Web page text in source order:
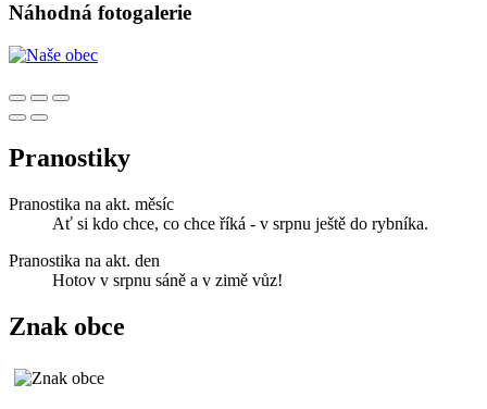
Náhodná fotogalerie
Pranostiky
Pranostika na akt. měsíc
Ať si kdo chce, co chce říká - v srpnu ještě do rybníka.
Pranostika na akt. den
Hotov v srpnu sáně a v zimě vůz!
Znak obce